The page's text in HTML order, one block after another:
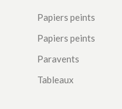
Papiers peints
Papiers peints
Paravents
Tableaux